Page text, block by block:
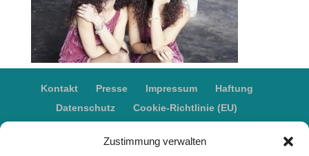
Zustimmung verwalten
Kontakt Presse Impressum
Haftung
Datenschutz
Cookie-Richtlinie (EU)